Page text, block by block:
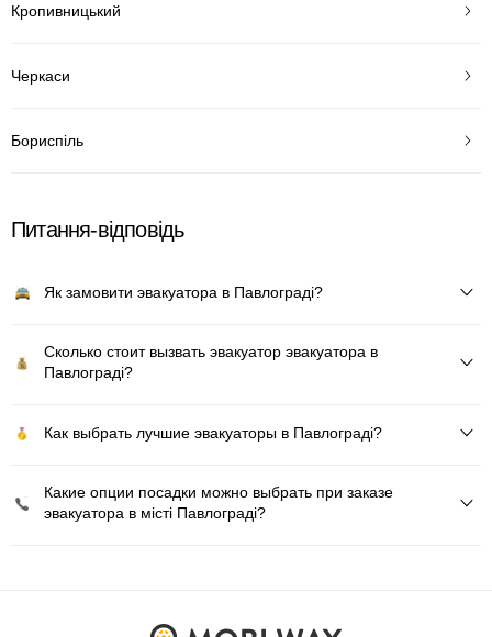
Кропивницький
Черкаси
Бориспіль
Питання-відповідь
Як замовити эвакуатора в Павлограді?
Сколько стоит вызвать эвакуатор эвакуатора в
Павлограді?
Как выбрать лучшие эвакуаторы в Павлограді?
Какие опции посадки можно выбрать при заказе
эвакуатора в місті Павлограді?